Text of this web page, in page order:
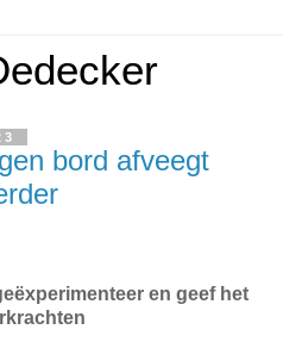
bord afveegt
en geef het